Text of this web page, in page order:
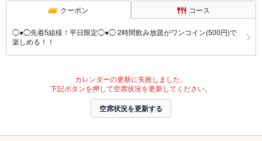
クーポン コース
◯●◯先着5組様！平日限定◯●◯ 2時間飲み放題がワンコイン(500円)で
楽しめる！！
カレンダーの更新に失敗しました。
下記ボタンを押して空席状況を更新してください。
空席状況を更新する